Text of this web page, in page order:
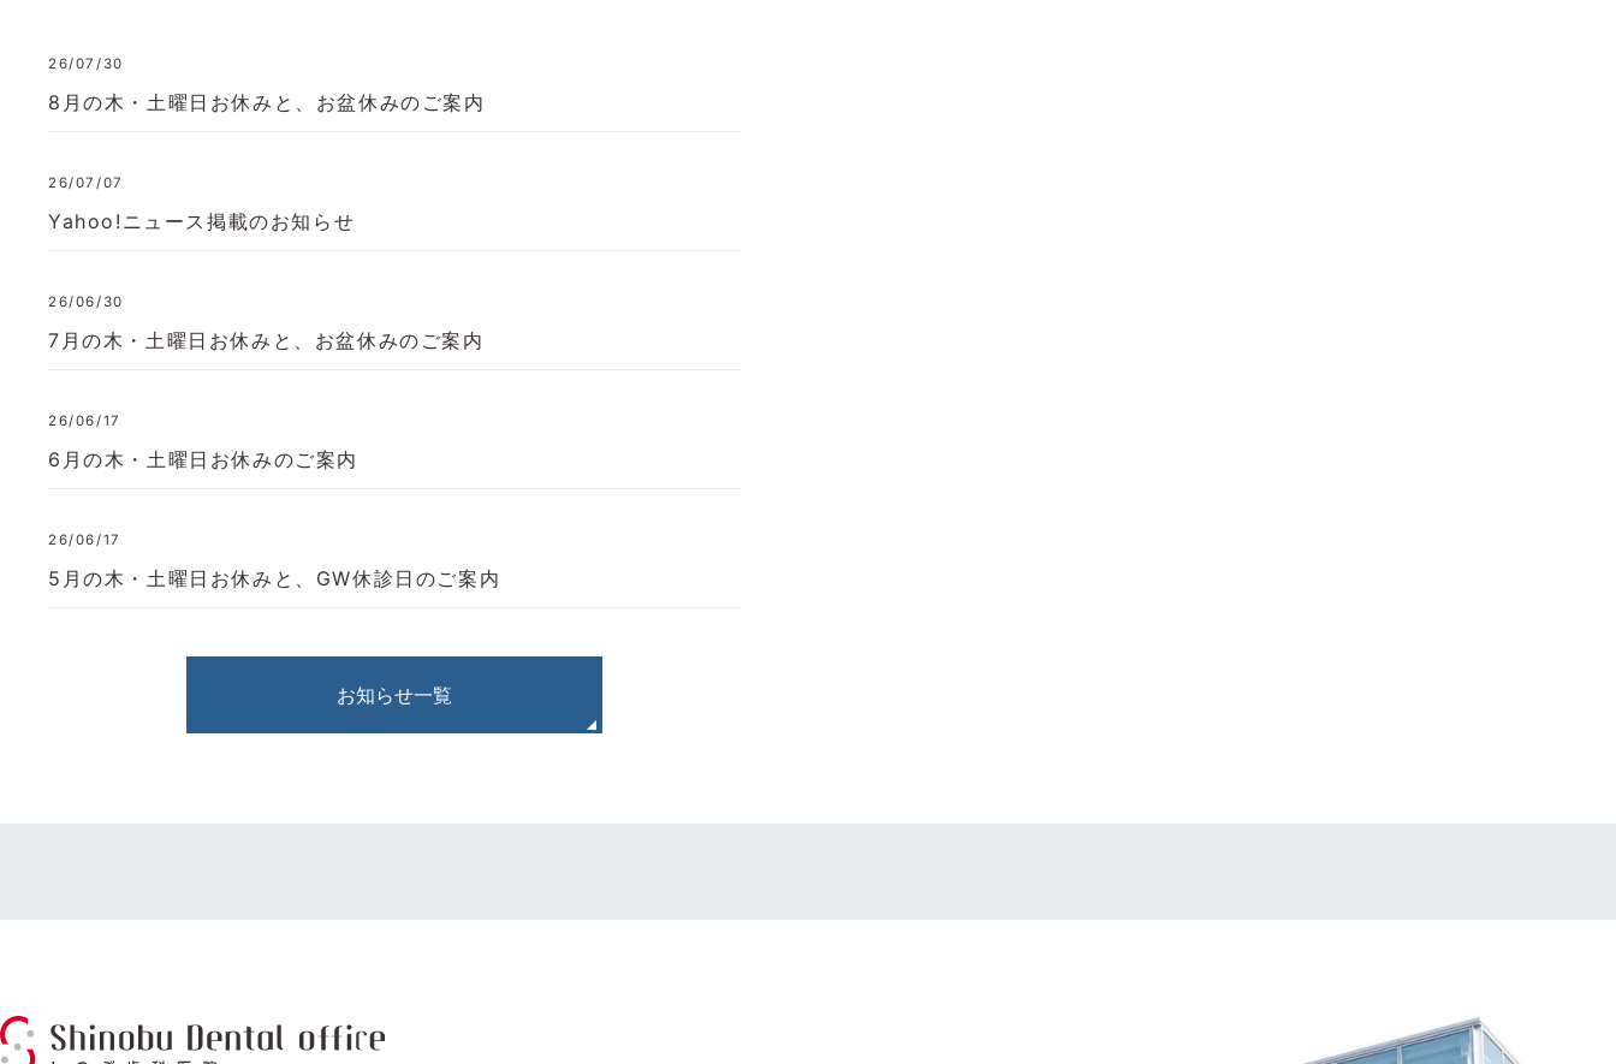
26/07/30
8月の木・土曜日お休みと、お盆休みのご案内
26/07/07
Yahoo!ニュース掲載のお知らせ
26/06/30
7月の木・土曜日お休みと、お盆休みのご案内
26/06/17
6月の木・土曜日お休みのご案内
26/06/17
5月の木・土曜日お休みと、GW休診日のご案内
お知らせ一覧